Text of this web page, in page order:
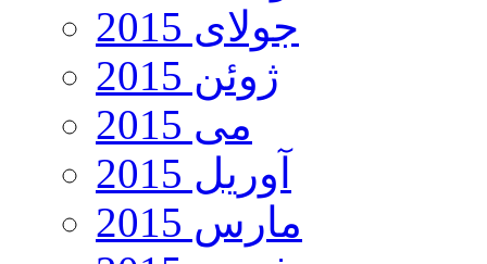
جولای 2015
ژوئن 2015
می 2015
آوریل 2015
مارس 2015